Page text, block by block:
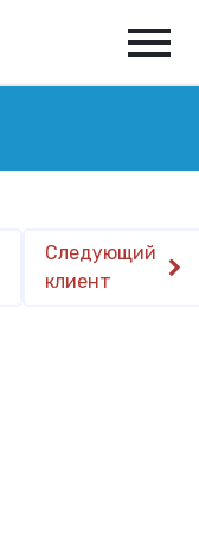
Следующий
клиент